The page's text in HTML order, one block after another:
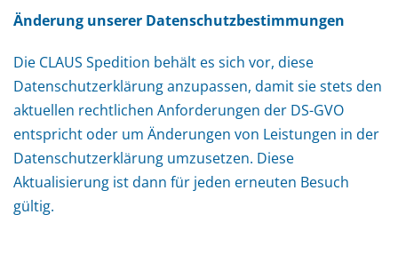
Änderung unserer Datenschutzbestimmungen
Die CLAUS Spedition behält es sich vor, diese
Datenschutzerklärung anzupassen, damit sie stets den
aktuellen rechtlichen Anforderungen der DS-GVO
entspricht oder um Änderungen von Leistungen in der
Datenschutzerklärung umzusetzen. Diese
Aktualisierung ist dann für jeden erneuten Besuch
gültig.